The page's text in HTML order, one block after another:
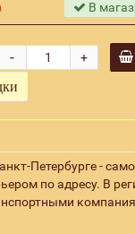
В
+
-
Петербурге -
по адресу. В